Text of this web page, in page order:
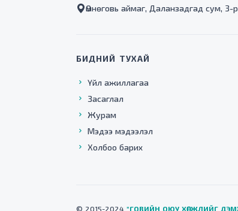
Өмнөговь аймаг, Даланзадгад сум,
БИДНИЙ ТУХАЙ
Үйл ажиллагаа
Засаглал
Журам
Мэдээ мэдээлэл
Холбоо барих
© 2015-2024 "ГОВИЙН ОЮУ ХӨГЖЛИЙГ